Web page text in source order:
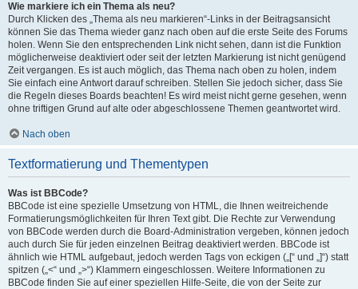
Wie markiere ich ein Thema als neu?
Durch Klicken des „Thema als neu markieren“-Links in der Beitragsansicht
können Sie das Thema wieder ganz nach oben auf die erste Seite des Forums
holen. Wenn Sie den entsprechenden Link nicht sehen, dann ist die Funktion
möglicherweise deaktiviert oder seit der letzten Markierung ist nicht genügend
Zeit vergangen. Es ist auch möglich, das Thema nach oben zu holen, indem
Sie einfach eine Antwort darauf schreiben. Stellen Sie jedoch sicher, dass Sie
die Regeln dieses Boards beachten! Es wird meist nicht gerne gesehen, wenn
ohne triftigen Grund auf alte oder abgeschlossene Themen geantwortet wird.
Nach oben
Textformatierung und Thementypen
Was ist BBCode?
BBCode ist eine spezielle Umsetzung von HTML, die Ihnen weitreichende
Formatierungsmöglichkeiten für Ihren Text gibt. Die Rechte zur Verwendung
von BBCode werden durch die Board-Administration vergeben, können jedoch
auch durch Sie für jeden einzelnen Beitrag deaktiviert werden. BBCode ist
ähnlich wie HTML aufgebaut, jedoch werden Tags von eckigen („[“ und „]“) statt
spitzen („<“ und „>“) Klammern eingeschlossen. Weitere Informationen zu
BBCode finden Sie auf einer speziellen Hilfe-Seite, die von der Seite zur